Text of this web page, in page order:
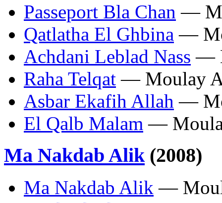
Passeport Bla Chan —
Qatlatha El Ghbina —
Achdani Leblad Nass —
Raha Telqat — Moulay
Asbar Ekafih Allah —
El Qalb Malam —
Ma Nakdab Alik(2008)
Ma Nakdab Alik —